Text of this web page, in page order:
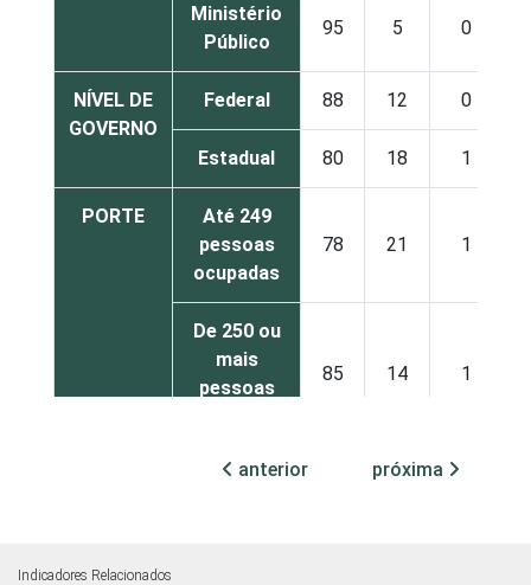
Ministério
Público
95 5 0
NÍVEL DE
GOVERNO
Federal 88 12 0
Estadual 80 18 1
PORTE
Até 249
pessoas
ocupadas
78 21 1
De 250 ou
mais
pessoas
85 14 1
Não
Fonte: CGI.br/NIC.br, Centro Regional de
anterior próxima
Indicadores Relacionados